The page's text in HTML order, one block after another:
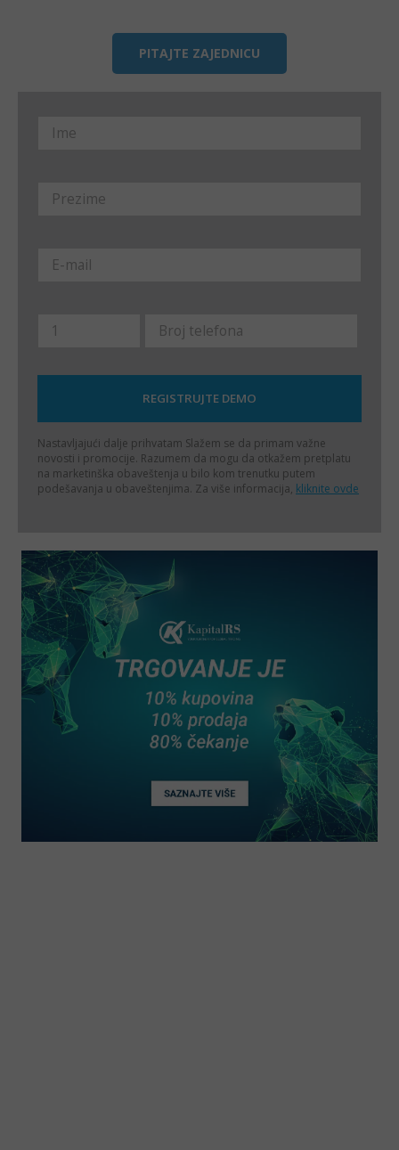
PITAJTE ZAJEDNICU
Nastavljajući dalje prihvatam Slažem se da primam važne
novosti i promocije. Razumem da mogu da otkažem pretplatu
na marketinška obaveštenja u bilo kom trenutku putem
podešavanja u obaveštenjima. Za više informacija, kliknite ovde